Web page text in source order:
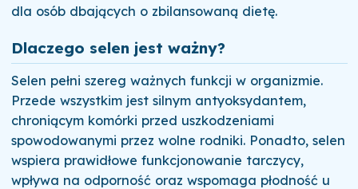
dla osób dbających o zbilansowaną dietę.
Dlaczego selen jest ważny?
Selen pełni szereg ważnych funkcji w organizmie.
Przede wszystkim jest silnym antyoksydantem,
chroniącym komórki przed uszkodzeniami
spowodowanymi przez wolne rodniki. Ponadto, selen
wspiera prawidłowe funkcjonowanie tarczycy,
wpływa na odporność oraz wspomaga płodność u